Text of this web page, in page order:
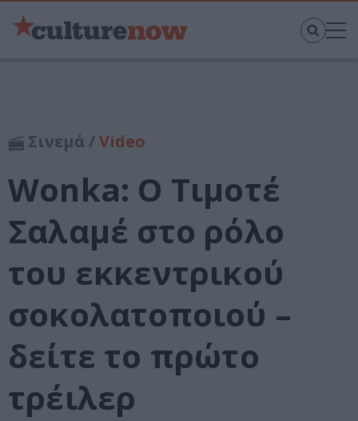
Σινεμά /Video
Wonka: Ο Τιμοτέ
Σαλαμέ στο ρόλο
του εκκεντρικού
σοκολατοποιού –
δείτε το πρώτο
τρέιλερ